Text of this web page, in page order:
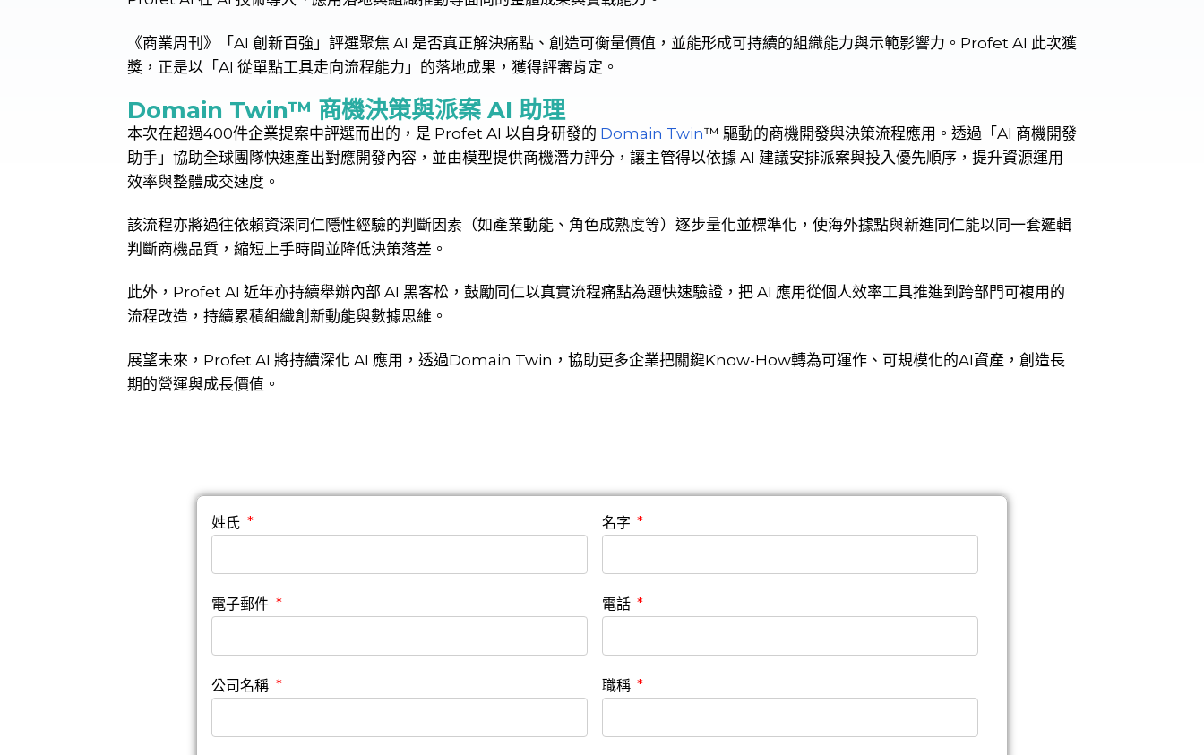
《商業周刊》「AI 創新百強」評選聚焦 AI 是否真正解決痛點、創造可衡量價值，並能形成可持續的組織能力與示範影響力。Profet AI 此次獲
獎，正是以「AI 從單點工具走向流程能力」的落地成果，獲得評審肯定。
Domain Twin™ 商機決策與派案 AI 助理
本次在超過400件企業提案中評選而出的，是 Profet AI 以自身研發的 Domain Twin™ 驅動的商機開發與決策流程應用。透過「AI 商機開發
助手」協助全球團隊快速產出對應開發內容，並由模型提供商機潛力評分，讓主管得以依據 AI 建議安排派案與投入優先順序，提升資源運用
效率與整體成交速度。
該流程亦將過往依賴資深同仁隱性經驗的判斷因素（如產業動能、角色成熟度等）逐步量化並標準化，使海外據點與新進同仁能以同一套邏輯
判斷商機品質，縮短上手時間並降低決策落差。
此外，Profet AI 近年亦持續舉辦內部 AI 黑客松，鼓勵同仁以真實流程痛點為題快速驗證，把 AI 應用從個人效率工具推進到跨部門可複用的
流程改造，持續累積組織創新動能與數據思維。
展望未來，Profet AI 將持續深化 AI 應用，透過Domain Twin，協助更多企業把關鍵Know-How轉為可運作、可規模化的AI資產，創造長
期的營運與成長價值。
姓氏 名字
電子郵件 電話
公司名稱 職稱